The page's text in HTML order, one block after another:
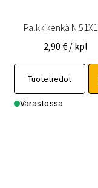
Palkkikenkä N
2,90 € / kpl
Tuotetiedot
Varastossa